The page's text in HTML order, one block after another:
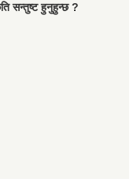
सन्तुष्ट हुनुहुन्छ ?